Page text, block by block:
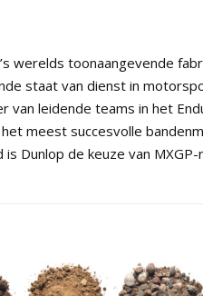
werelds toonaangevende
staat van dienst in
van leidende teams in het
meest succesvolle
Dunlop de keuze van